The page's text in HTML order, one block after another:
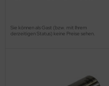
Sie können als Gast (bzw. mit Ihrem
derzeitigen Status) keine Preise sehen.